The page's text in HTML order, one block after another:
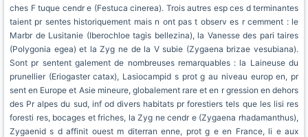
ches F tuque cendr e (Festuca cinerea). Trois autres esp ces d terminantes
taient pr sentes historiquement mais n ont pas t observ es r cemment : le
Marbr de Lusitanie (Iberochloe tagis bellezina), la Vanesse des pari taires
(Polygonia egea) et la Zyg ne de la V subie (Zygaena brizae vesubiana).
Sont pr sentent galement de nombreuses remarquables : la Laineuse du
prunellier (Eriogaster catax), Lasiocampid s prot g au niveau europ en, pr
sent en Europe et Asie mineure, globalement rare et en r gression en dehors
des Pr alpes du sud, inf od divers habitats pr forestiers tels que les lisi res
foresti res, bocages et friches, la Zyg ne cendr e (Zygaena rhadamanthus),
Zygaenid s d affinit ouest m diterran enne, prot g e en France, li e aux